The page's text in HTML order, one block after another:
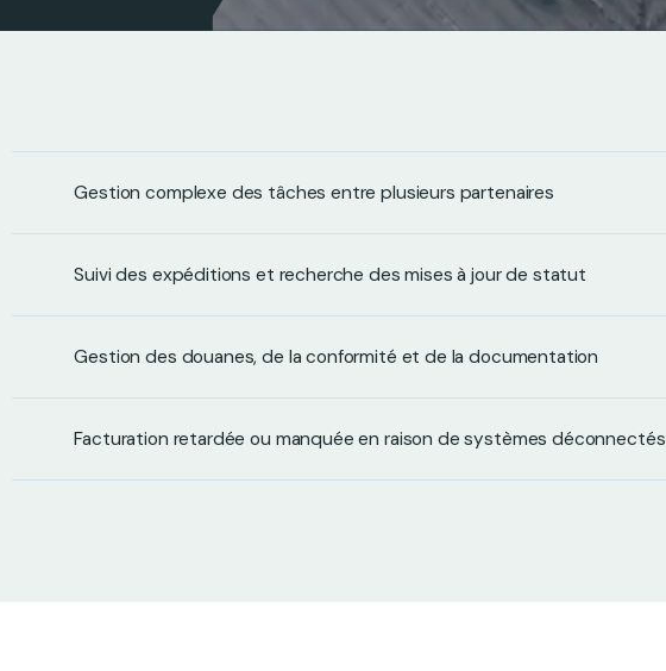
Gestion complexe des tâches entre plusieurs partenaires
Suivi des expéditions et recherche des mises à jour de statut
Gestion des douanes, de la conformité et de la documentation
Facturation retardée ou manquée en raison de systèmes déconnectés